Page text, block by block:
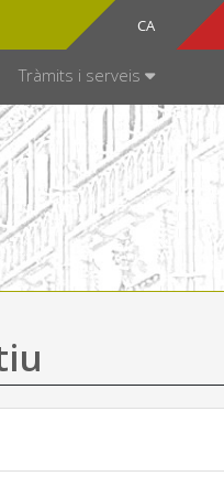
CA
ES
Tràmits i serveis